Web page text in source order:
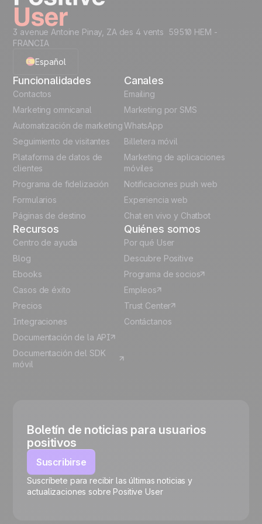
🍪
level...
Creative Assets like
(ready HTML)
Structure
Code Snippets
Automation
templates
Unlock the full use-case
3 avenue Antoine Pinay, ZA des 4 vents 59510 HEM -
FRANCIA
Español
English
French
Polish
German
Funcionalidades
Contactos
Marketing omnicanal
Automatización de marketing
Seguimiento de visitantes
Plataforma de datos de
clientes
Programa de fidelización
Formularios
Páginas de destino
Canales
Emailing
Marketing por SMS
WhatsApp
Billetera móvil
Marketing de aplicaciones
móviles
Notificaciones push web
Experiencia web
Chat en vivo y Chatbot
Recursos
Centro de ayuda
Blog
Ebooks
Casos de éxito
Precios
Integraciones
Documentación de la API
Documentación del SDK
móvil
Quiénes somos
Por qué User
Descubre Positive
Programa de socios
Empleos
Trust Center
Contáctanos
Boletín de noticias para usuarios
positivos
Suscribirse
Suscríbete para recibir las últimas noticias y
actualizaciones sobre Positive User